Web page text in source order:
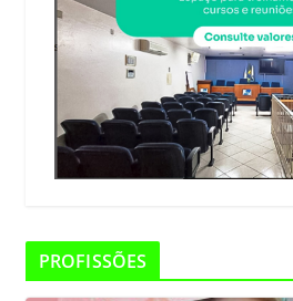
PROFISSÕES